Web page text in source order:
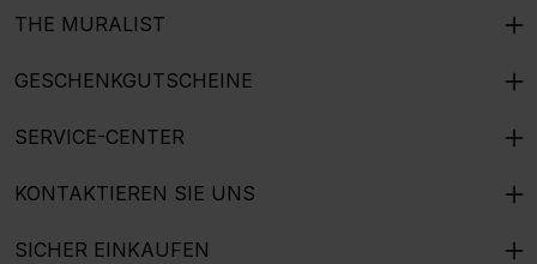
THE MURALIST
GESCHENKGUTSCHEINE
SERVICE-CENTER
KONTAKTIEREN SIE UNS
SICHER EINKAUFEN